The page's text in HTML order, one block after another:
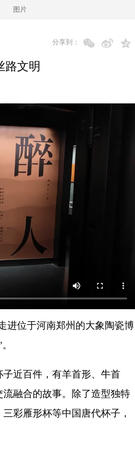
图片
分享到：
路文明
位于河南郑州的大象陶瓷博
近百件，有羊首形、牛首
融合的故事。除了造型独特
彩雁形杯等中国唐代杯子，